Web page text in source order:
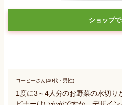
ショップ
コーヒーさん(40代・男性)
1度に3～4人分のお野菜の水切り